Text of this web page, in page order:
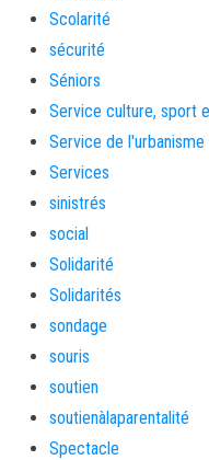
Scolarité
sécurité
Séniors
Service culture, sport
Service de l'urbanisme
Services
sinistrés
social
Solidarité
Solidarités
sondage
souris
soutien
soutienàlaparentalité
Spectacle